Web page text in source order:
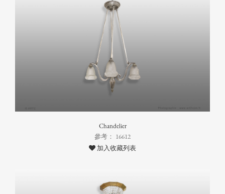
Chandelier
參考： 16612
加入收藏列表